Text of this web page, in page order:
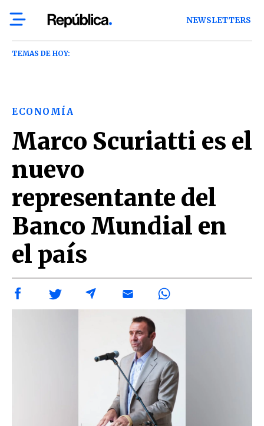
NEWSLETTERS
TEMAS DE HOY:
ECONOMÍA
Marco Scuriatti es el
nuevo
representante del
Banco Mundial en
el país